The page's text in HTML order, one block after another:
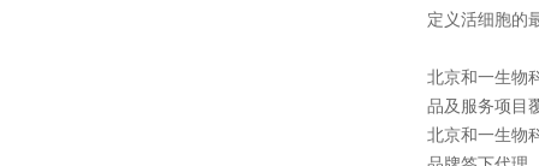
定义活细胞的
北京和一生物
品及服务项目
北京和一生物